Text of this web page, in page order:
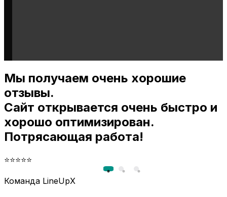
Мы получаем очень хорошие
отзывы.
Сайт открывается очень быстро и
хорошо оптимизирован.
Потрясающая работа!
⭐⭐⭐⭐⭐
Команда LineUpX